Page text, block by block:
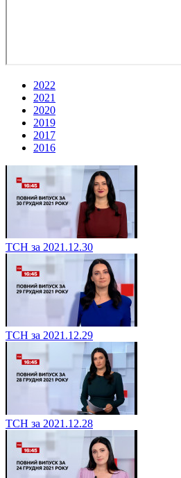
2022
2021
2020
2019
2017
2016
ТСН за 2021.12.30
ТСН за 2021.12.29
ТСН за 2021.12.28